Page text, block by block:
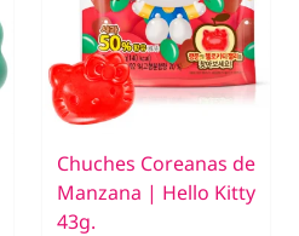
Chuches Coreanas de
Manzana | Hello Kitty
43g.